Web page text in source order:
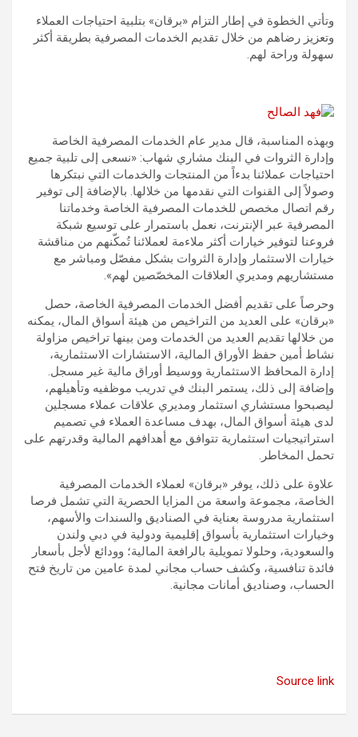
وتأتي الخطوة في إطار التزام «برقان» بتلبية احتياجات العملاء
وتعزيز رضاهم من خلال تقديم الخدمات المصرفية بطريقة أكثر
سهولة وراحة لهم.
وبهذه المناسبة، قال مدير عام الخدمات المصرفية الخاصة
وإدارة الثروات في البنك مشاري شهاب: «نسعى إلى تلبية جميع
احتياجات عملائنا بدءاً من المنتجات والخدمات التي نبتكرها
وصولاً إلى القنوات التي نقدمها من خلالها. بالإضافة إلى توفير
رقم اتصال مخصص للخدمات المصرفية الخاصة وخدماتنا
المصرفية عبر الإنترنت، نعمل باستمرار على توسيع شبكة
فروعنا لتوفير خيارات أكثر ملاءمة لعملائنا تُمكّنهم من مناقشة
خيارات الاستثمار وإدارة الثروات بشكل مفصّل ومباشر مع
مستشاريهم ومديري العلاقات المخصّصين لهم».
وحرصاً على تقديم أفضل الخدمات المصرفية الخاصة، حصل
«برقان» على العديد من التراخيص من هيئة أسواق المال، يمكنه
من خلالها تقديم العديد من الخدمات ومن بينها تراخيص مزاولة
نشاط أمين حفظ الأوراق المالية، الاستشارات الاستثمارية،
إدارة المحافظ الاستثمارية ووسيط أوراق مالية غير مسجل.
وإضافة إلى ذلك، يستمر البنك في تدريب موظفيه وتأهيلهم،
ليصبحوا مستشاري استثمار ومديري علاقات عملاء مسجلين
لدى هيئة أسواق المال، بهدف مساعدة العملاء في تصميم
استراتيجيات استثمارية تتوافق مع أهدافهم المالية وقدرتهم على
تحمل المخاطر.
علاوة على ذلك، يوفر «برقان» لعملاء الخدمات المصرفية
الخاصة، مجموعة واسعة من المزايا الحصرية التي تشمل فرصا
استثمارية مدروسة بعناية في الصناديق والسندات والأسهم،
وخيارات استثمارية بأسواق إقليمية ودولية في دبي ولندن
والسعودية، وحلولا تمويلية بالرافعة المالية؛ وودائع لأجل بأسعار
فائدة تنافسية، وكشف حساب مجاني لمدة عامين من تاريخ فتح
الحساب، وصناديق أمانات مجانية.
Source link